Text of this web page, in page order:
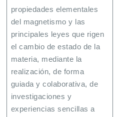
propiedades elementales
del magnetismo y las
principales leyes que rigen
el cambio de estado de la
materia, mediante la
realización, de forma
guiada y colaborativa, de
investigaciones y
experiencias sencillas a